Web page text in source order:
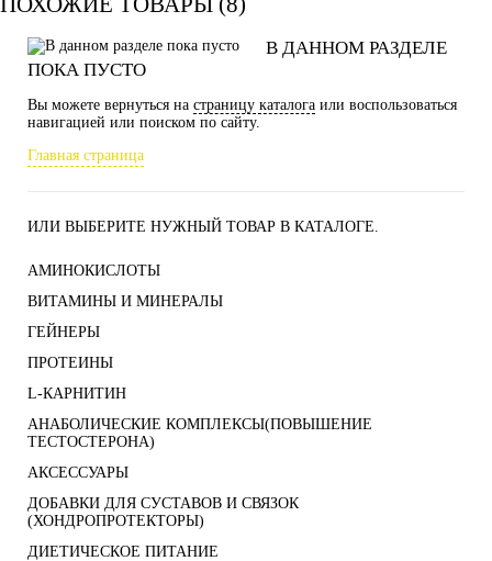
В ДАННОМ РАЗДЕЛЕ
ПОКА ПУСТО
Вы можете вернуться на страницу каталога или воспользоваться
навигацией или поиском по сайту.
Главная страница
ИЛИ ВЫБЕРИТЕ НУЖНЫЙ ТОВАР В КАТАЛОГЕ.
АМИНОКИСЛОТЫ
ВИТАМИНЫ И МИНЕРАЛЫ
ГЕЙНЕРЫ
ПРОТЕИНЫ
L-КАРНИТИН
АНАБОЛИЧЕСКИЕ КОМПЛЕКСЫ(ПОВЫШЕНИЕ
ТЕСТОСТЕРОНА)
АКСЕССУАРЫ
ДОБАВКИ ДЛЯ СУСТАВОВ И СВЯЗОК
(ХОНДРОПРОТЕКТОРЫ)
ДИЕТИЧЕСКОЕ ПИТАНИЕ